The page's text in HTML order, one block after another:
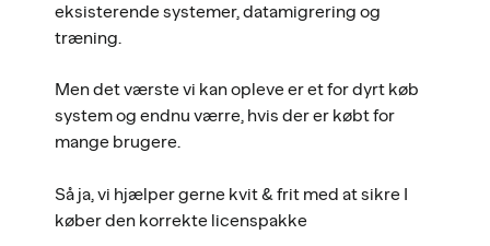
eksisterende systemer, datamigrering og
træning.
Men det værste vi kan opleve er et for dyrt køb
system og endnu værre, hvis der er købt for
mange brugere.
Så ja, vi hjælper gerne kvit & frit med at sikre I
køber den korrekte licenspakke